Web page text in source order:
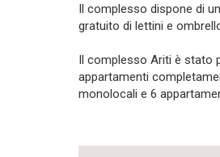
Il complesso dispone di
gratuito di lettini e
Il complesso Ariti è stato
appartamenti
monolocali e 6